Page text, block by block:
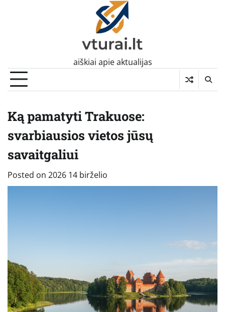
aiškiai apie aktualijas
Ką pamatyti Trakuose:
svarbiausios vietos jūsų
savaitgaliui
Posted on 2026 14 birželio